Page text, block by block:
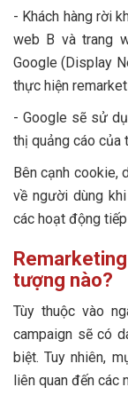
- Khách hàng rời
web B và trang
Google (Display
thực hiện
- Google sẽ sử
thị quảng cáo của
Bên cạnh cookie,
về người dùng
các hoạt động
tượng nào?
Tùy thuộc vào
campaign sẽ có
biệt. Tuy nhiên,
liên quan đến các